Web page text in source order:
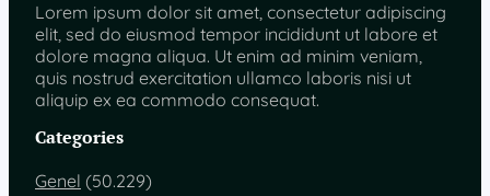
Lorem ipsum dolor sit amet, consectetur adipiscing
elit, sed do eiusmod tempor incididunt ut labore et
dolore magna aliqua. Ut enim ad minim veniam,
quis nostrud exercitation ullamco laboris nisi ut
aliquip ex ea commodo consequat.
Categories
Genel (50.229)